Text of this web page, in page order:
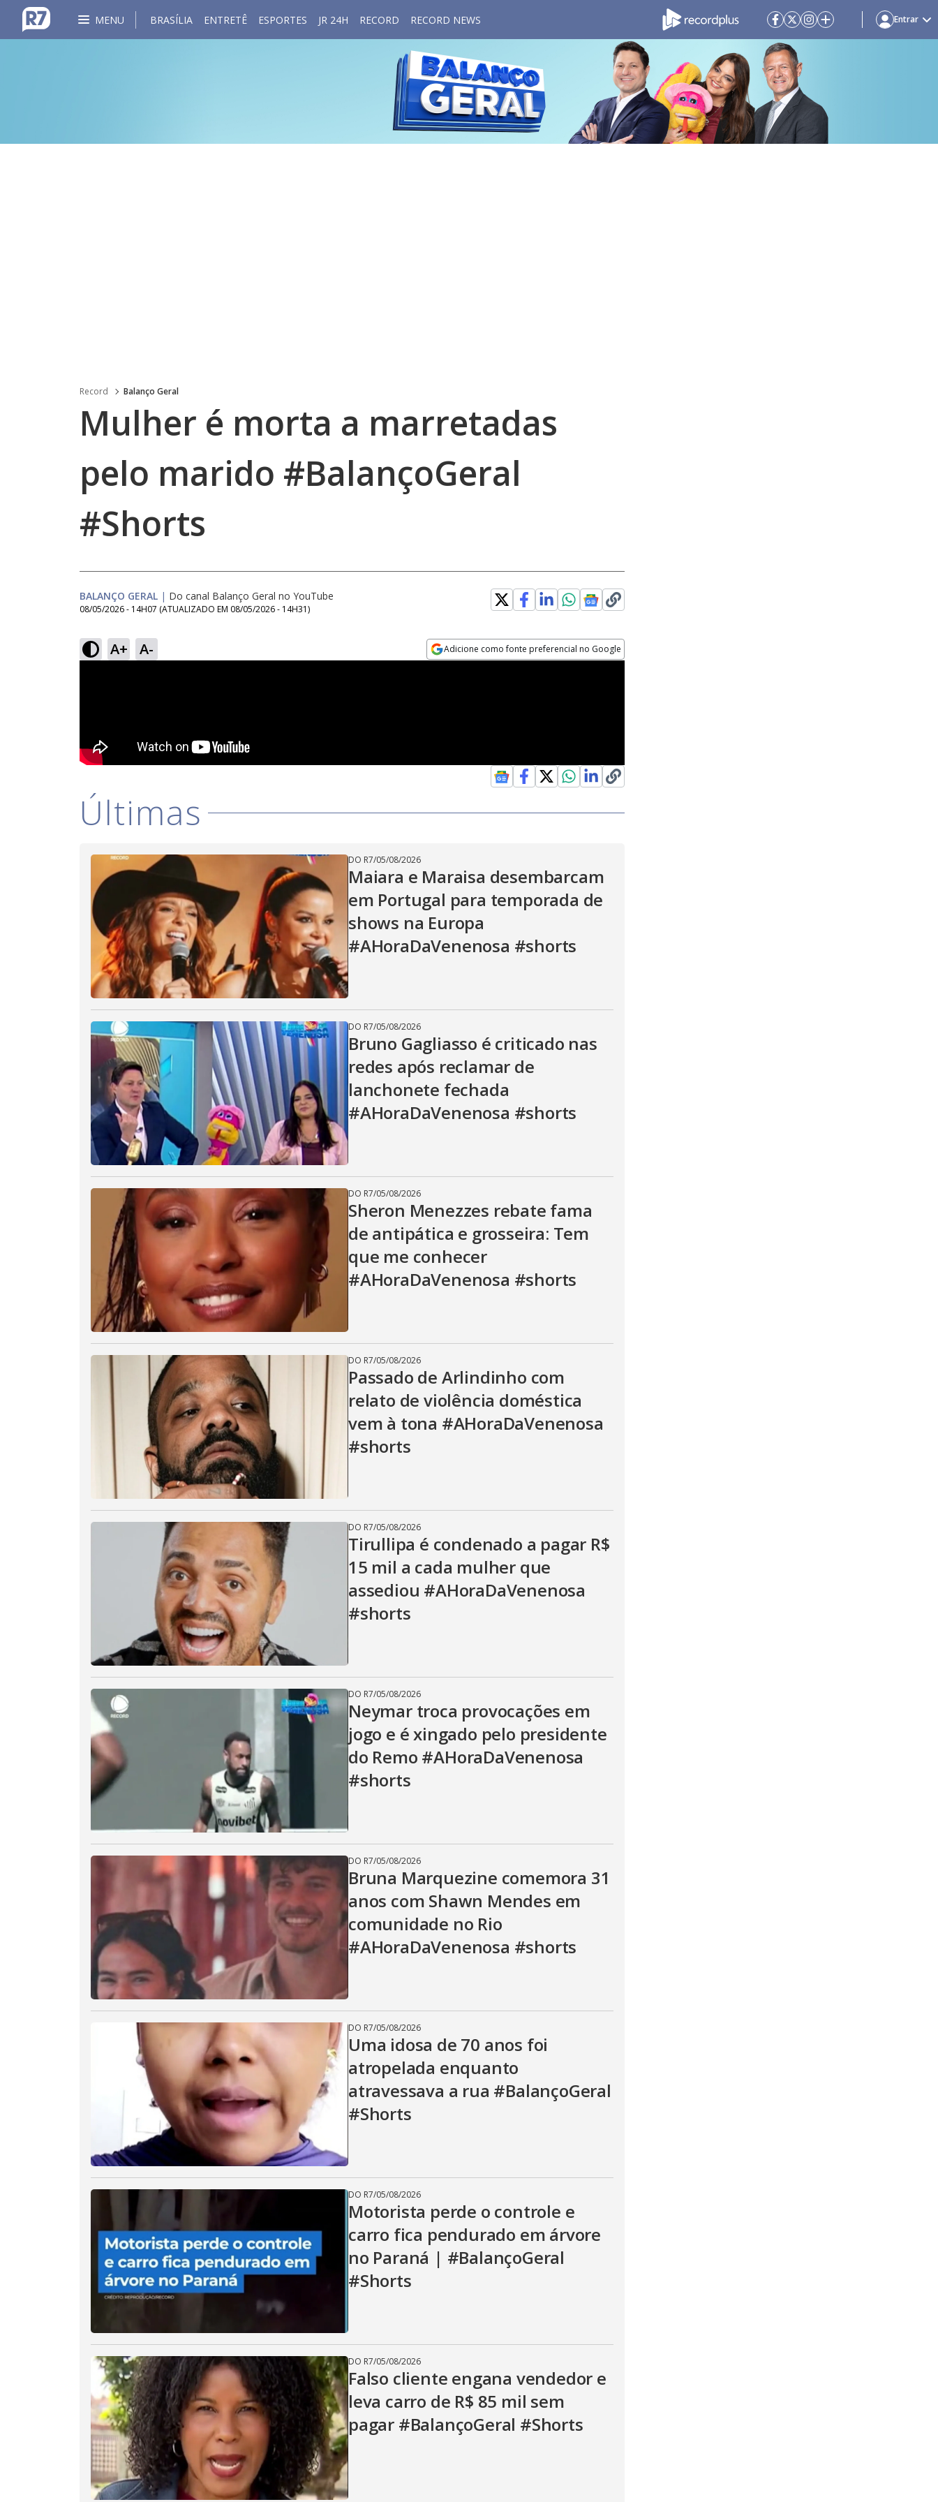
MENU BRASÍLIA ENTRETÊ ESPORTES JR 24H RECORD RECORD NEWS Entrar
Record Balanço Geral
Mulher é morta a marretadas
pelo marido #BalançoGeral
#Shorts
BALANÇO GERAL | Do canal Balanço Geral no YouTube
08/05/2026 - 14H07 (ATUALIZADO EM 08/05/2026 - 14H31)
A+ A- Adicione como fonte preferencial no Google
Últimas
DO R7/05/08/2026
Maiara e Maraisa desembarcam
em Portugal para temporada de
shows na Europa
#AHoraDaVenenosa #shorts
DO R7/05/08/2026
Bruno Gagliasso é criticado nas
redes após reclamar de
lanchonete fechada
#AHoraDaVenenosa #shorts
DO R7/05/08/2026
Sheron Menezzes rebate fama
de antipática e grosseira: Tem
que me conhecer
#AHoraDaVenenosa #shorts
DO R7/05/08/2026
Passado de Arlindinho com
relato de violência doméstica
vem à tona #AHoraDaVenenosa
#shorts
DO R7/05/08/2026
Tirullipa é condenado a pagar R$
15 mil a cada mulher que
assediou #AHoraDaVenenosa
#shorts
DO R7/05/08/2026
Neymar troca provocações em
jogo e é xingado pelo presidente
do Remo #AHoraDaVenenosa
#shorts
DO R7/05/08/2026
Bruna Marquezine comemora 31
anos com Shawn Mendes em
comunidade no Rio
#AHoraDaVenenosa #shorts
DO R7/05/08/2026
Uma idosa de 70 anos foi
atropelada enquanto
atravessava a rua #BalançoGeral
#Shorts
DO R7/05/08/2026
Motorista perde o controle e
carro fica pendurado em árvore
no Paraná | #BalançoGeral
#Shorts
DO R7/05/08/2026
Falso cliente engana vendedor e
leva carro de R$ 85 mil sem
pagar #BalançoGeral #Shorts